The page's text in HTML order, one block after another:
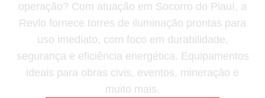
operação? Com atuação em Socorro do Piauí, a
Revlo fornece torres de iluminação prontas para
uso imediato, com foco em durabilidade,
segurança e eficiência energética. Equipamentos
ideais para obras civis, eventos, mineração e
muito mais.